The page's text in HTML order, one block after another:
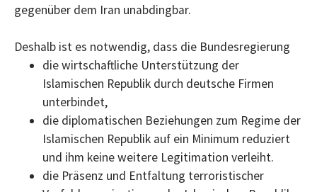
gegenüber dem Iran unabdingbar.
Deshalb ist es notwendig, dass die Bundesregierung
die wirtschaftliche Unterstützung der
Islamischen Republik durch deutsche Firmen
unterbindet,
die diplomatischen Beziehungen zum Regime der
Islamischen Republik auf ein Minimum reduziert
und ihm keine weitere Legitimation verleiht.
die Präsenz und Entfaltung terroristischer